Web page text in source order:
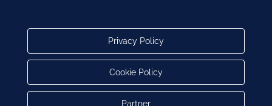
Privacy Policy
Cookie Policy
Partner